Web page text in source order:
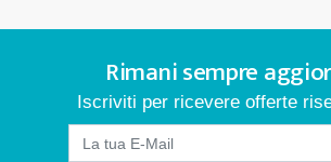
Rimani sempre
Iscriviti per ricevere offerte